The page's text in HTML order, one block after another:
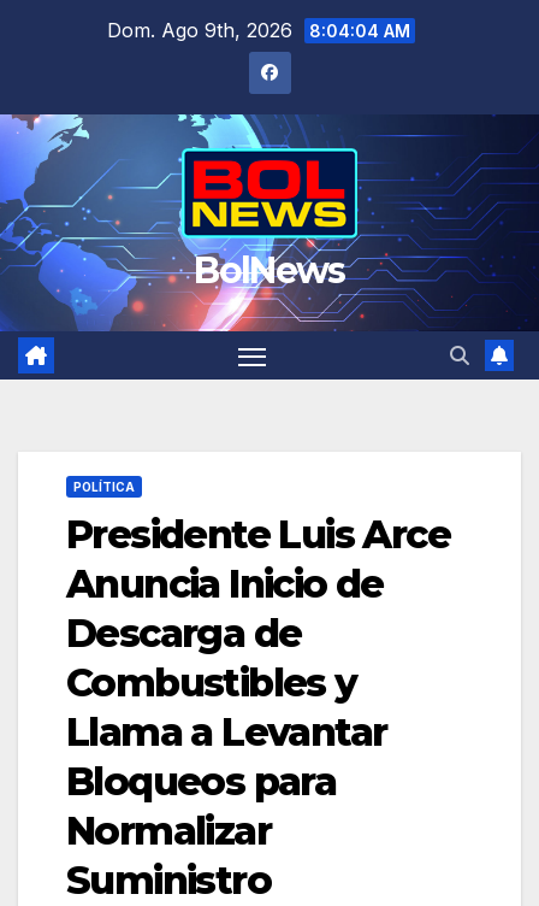
Dom. Ago 9th, 2026 8:04:05 AM
BolNews
POLÍTICA
Presidente Luis Arce
Anuncia Inicio de
Descarga de
Combustibles y
Llama a Levantar
Bloqueos para
Normalizar
Suministro